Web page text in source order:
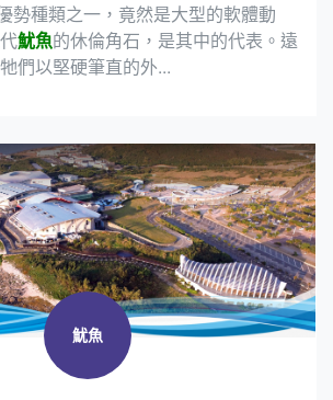
勢種類之一，竟然是大型的軟體動
魷魚的休倫角石，是其中的代表。遠
們以堅硬筆直的外...
魷魚